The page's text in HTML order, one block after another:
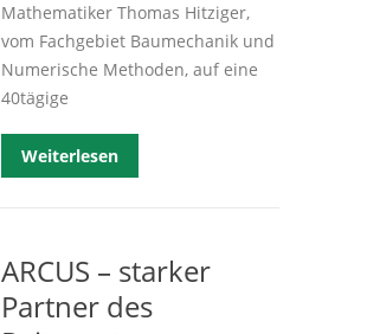
Mathematiker Thomas Hitziger,
vom Fachgebiet Baumechanik und
Numerische Methoden, auf eine
40tägige
Weiterlesen
ARCUS – starker
Partner des